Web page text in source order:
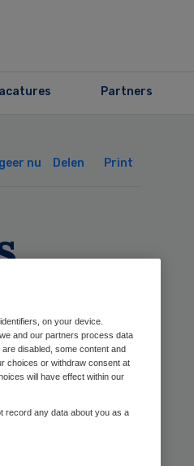
Partners
nu Delen Print
tot
on your device.
and our partners process data
disabled, some content and
choices or withdraw consent at
will have effect within our
record any data about you as a